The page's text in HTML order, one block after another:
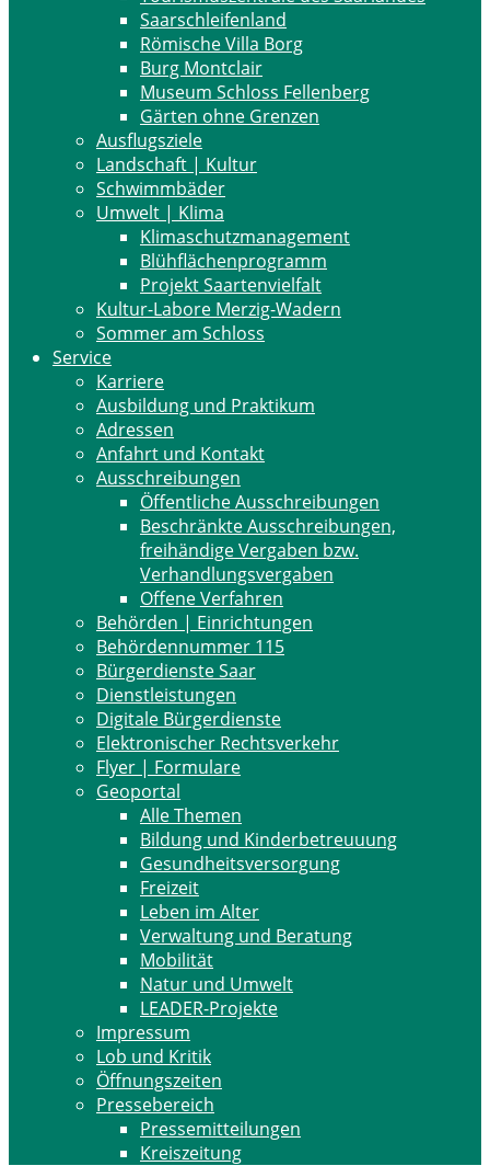
Saarschleifenland
Römische Villa Borg
Burg Montclair
Museum Schloss Fellenberg
Gärten ohne Grenzen
Ausflugsziele
Landschaft | Kultur
Schwimmbäder
Umwelt | Klima
Klimaschutzmanagement
Blühflächenprogramm
Projekt Saartenvielfalt
Kultur-Labore Merzig-Wadern
Sommer am Schloss
Service
Karriere
Ausbildung und Praktikum
Adressen
Anfahrt und Kontakt
Ausschreibungen
Öffentliche Ausschreibungen
Beschränkte Ausschreibungen,
freihändige Vergaben bzw.
Verhandlungsvergaben
Offene Verfahren
Behörden | Einrichtungen
Behördennummer 115
Bürgerdienste Saar
Dienstleistungen
Digitale Bürgerdienste
Elektronischer Rechtsverkehr
Flyer | Formulare
Geoportal
Alle Themen
Bildung und Kinderbetreuuung
Gesundheitsversorgung
Freizeit
Leben im Alter
Verwaltung und Beratung
Mobilität
Natur und Umwelt
LEADER-Projekte
Impressum
Lob und Kritik
Öffnungszeiten
Pressebereich
Pressemitteilungen
Kreiszeitung